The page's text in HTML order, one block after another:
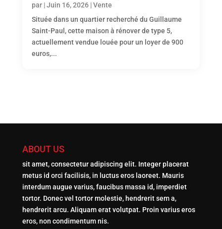
par |Juin 16, 2026|Vente
Située dans un quartier recherché du Guillaume
Saint-Paul, cette maison à rénover de type 5,
actuellement vendue louée pour un loyer de 900
euros,...
ABOUT US
sit amet, consectetur adipiscing elit. Integer placerat
metus id orci facilisis, in luctus eros laoreet. Mauris
interdum augue varius, faucibus massa id, imperdiet
tortor. Donec vel tortor molestie, hendrerit sem a,
hendrerit arcu. Aliquam erat volutpat. Proin varius eros
eros, non condimentum nis.